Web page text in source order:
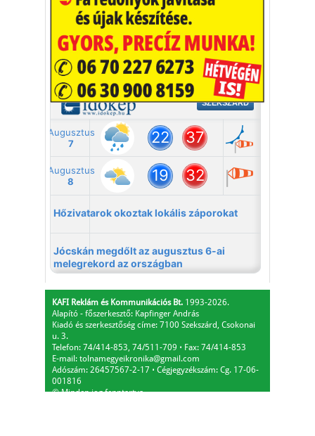
Vélemény rovat cikkei
Újságlapozó
A nagyvilág képekben
KAFI Reklám és Kommunikációs Bt. 1993-2026.
Alapító - főszerkesztő: Kapfinger András
Kiadó és szerkesztőség címe: 7100 Szekszárd, Csokonai
u. 3.
Telefon: 74/414-853, 74/511-709 ⋅ Fax: 74/414-853
E-mail: tolnamegyeikronika@gmail.com
Adószám: 26457567-2-17 ⋅ Cégjegyzékszám: Cg. 17-06-
001816
© Minden jog fenntartva.